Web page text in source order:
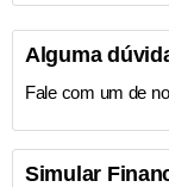
Simular
Alguma
Fale com um de